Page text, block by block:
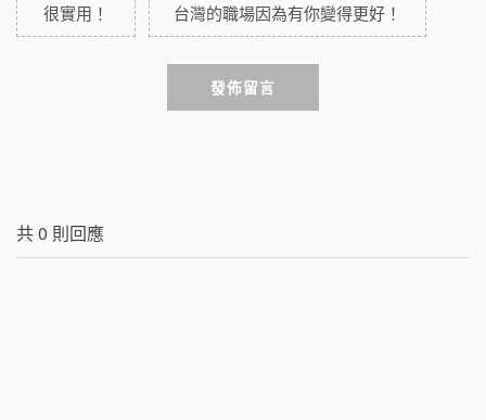
很實用！ 台灣的職場因為有你變得更好！
發佈留言
共0 則回應